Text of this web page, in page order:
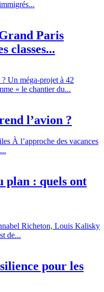
Paris
classes...
Un méga-projet à 42
« le chantier du...
l’avion ?
À l’approche des vacances
plan : quels ont
Richeton, Louis Kalisky
de...
pour les